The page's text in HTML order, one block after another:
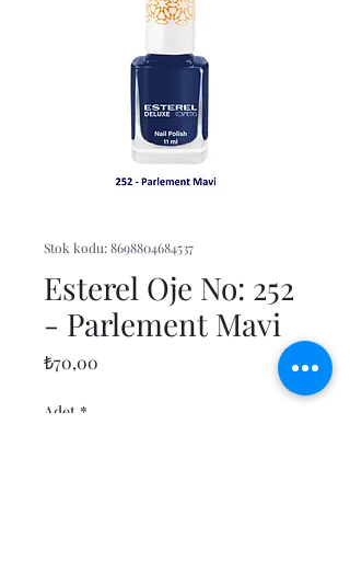
Stok kodu: 8698804684537
Esterel Oje No: 252
- Parlement Mavi
₺70,00
Adet *